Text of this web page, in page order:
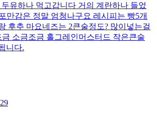
유하나 먹고갑니다 거의 계란하나 들었
만감은 정말 엄청나구요 레시피는 빵5개
후추 마요네즈는 2큰술정도? 많이넣는걸
소금조금 홀그레인머스터드 작은큰술
니다.